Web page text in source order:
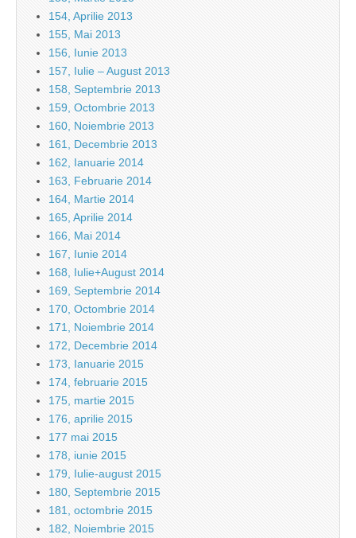
154, Aprilie 2013
155, Mai 2013
156, Iunie 2013
157, Iulie – August 2013
158, Septembrie 2013
159, Octombrie 2013
160, Noiembrie 2013
161, Decembrie 2013
162, Ianuarie 2014
163, Februarie 2014
164, Martie 2014
165, Aprilie 2014
166, Mai 2014
167, Iunie 2014
168, Iulie+August 2014
169, Septembrie 2014
170, Octombrie 2014
171, Noiembrie 2014
172, Decembrie 2014
173, Ianuarie 2015
174, februarie 2015
175, martie 2015
176, aprilie 2015
177 mai 2015
178, iunie 2015
179, Iulie-august 2015
180, Septembrie 2015
181, octombrie 2015
182, Noiembrie 2015